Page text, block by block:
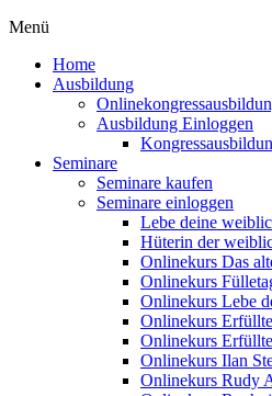
Menü
Home
Ausbildung
Ausbildung Einloggen
Seminare
Seminare kaufen
Seminare einloggen
Lebe deine
Hüterin der
Onlinekurs Das
Onlinekurs
Onlinekurs Lebe
Onlinekurs
Onlinekurs
Onlinekurs Ilan
Onlinekurs Rudy